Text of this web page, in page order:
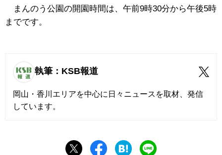
まんのう公園の開園時間は、午前9時30分から午後5時
までです。
執筆：KSB報道
岡山・香川エリアを中心に日々ニュースを取材、発信
しています。